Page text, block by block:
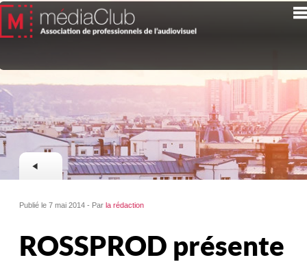
Publié le 7 mai 2014 - Parla rédaction
ROSSPROD présente